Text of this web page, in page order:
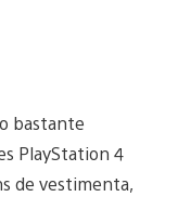
bastante
PlayStation 4
de vestimenta,